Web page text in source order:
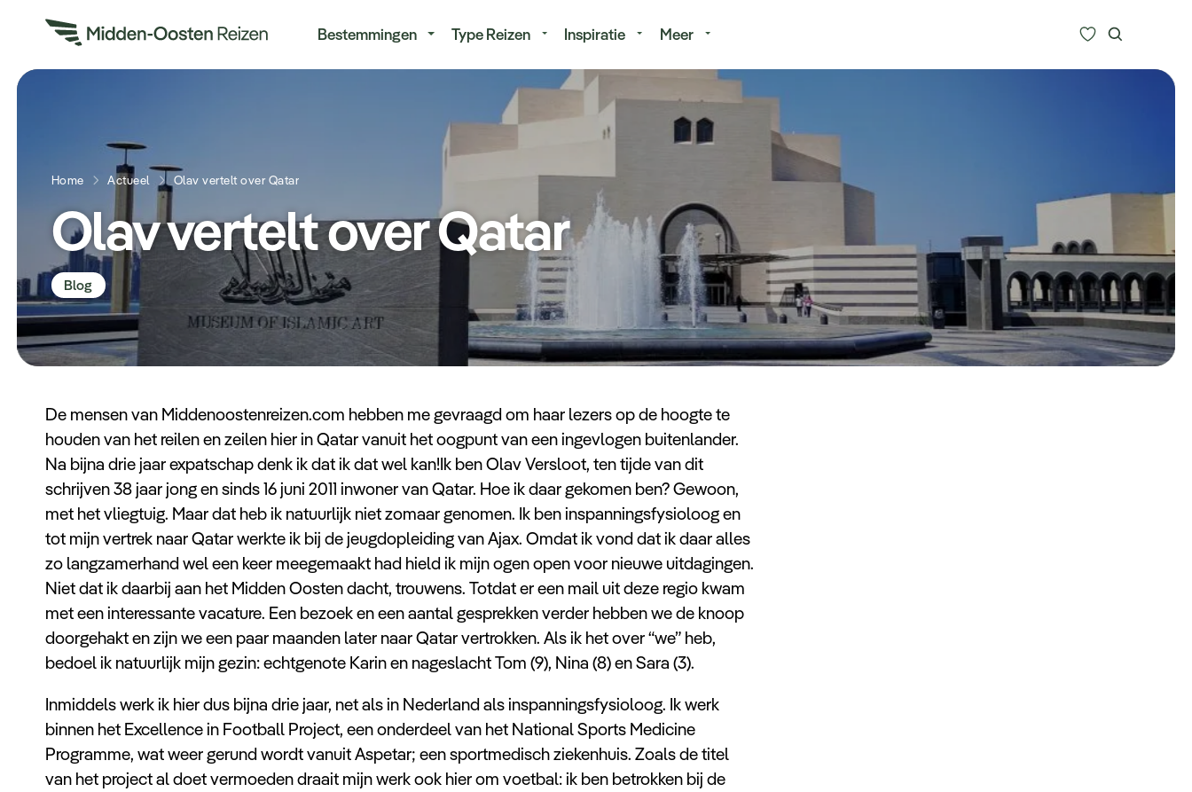
Bestemmingen Type Reizen Inspiratie Meer
Alle bestemmingen
Inspiratie
Meer
Home Actueel Olav vertelt over Qatar
Olav vertelt over Qatar
Blog
De mensen van Middenoostenreizen.com hebben me gevraagd om haar lezers op de hoogte te
houden van het reilen en zeilen hier in Qatar vanuit het oogpunt van een ingevlogen buitenlander.
Na bijna drie jaar expatschap denk ik dat ik dat wel kan!Ik ben Olav Versloot, ten tijde van dit
schrijven 38 jaar jong en sinds 16 juni 2011 inwoner van Qatar. Hoe ik daar gekomen ben? Gewoon,
met het vliegtuig. Maar dat heb ik natuurlijk niet zomaar genomen. Ik ben inspanningsfysioloog en
tot mijn vertrek naar Qatar werkte ik bij de jeugdopleiding van Ajax. Omdat ik vond dat ik daar alles
zo langzamerhand wel een keer meegemaakt had hield ik mijn ogen open voor nieuwe uitdagingen.
Niet dat ik daarbij aan het Midden Oosten dacht, trouwens. Totdat er een mail uit deze regio kwam
met een interessante vacature. Een bezoek en een aantal gesprekken verder hebben we de knoop
doorgehakt en zijn we een paar maanden later naar Qatar vertrokken. Als ik het over “we” heb,
bedoel ik natuurlijk mijn gezin: echtgenote Karin en nageslacht Tom (9), Nina (8) en Sara (3).
Inmiddels werk ik hier dus bijna drie jaar, net als in Nederland als inspanningsfysioloog. Ik werk
binnen het Excellence in Football Project, een onderdeel van het National Sports Medicine
Programme, wat weer gerund wordt vanuit Aspetar; een sportmedisch ziekenhuis. Zoals de titel
van het project al doet vermoeden draait mijn werk ook hier om voetbal: ik ben betrokken bij de